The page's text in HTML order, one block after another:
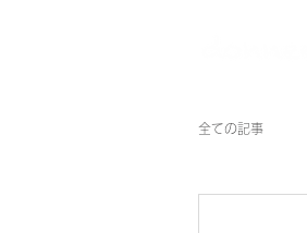
全ての記事